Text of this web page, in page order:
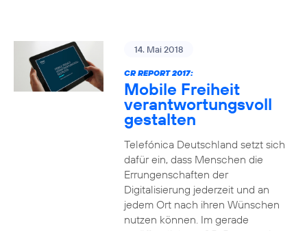
14. Mai 2018
CR REPORT 2017:
Mobile Freiheit
verantwortungsvoll
gestalten
Telefónica Deutschland setzt sich
dafür ein, dass Menschen die
Errungenschaften der
Digitalisierung jederzeit und an
jedem Ort nach ihren Wünschen
nutzen können. Im gerade